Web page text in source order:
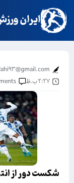
ایران
۲:۲۷ ب.ظ
شکست دور از